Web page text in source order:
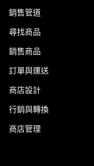
銷售管道
尋找商品
銷售商品
訂單與運送
商店設計
行銷與轉換
商店管理